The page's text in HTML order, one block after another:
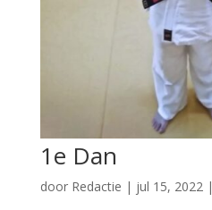
1e Dan
door Redactie | jul 15, 2022|